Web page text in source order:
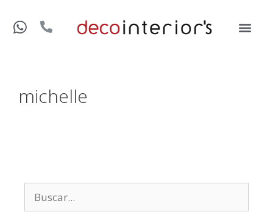
michelle